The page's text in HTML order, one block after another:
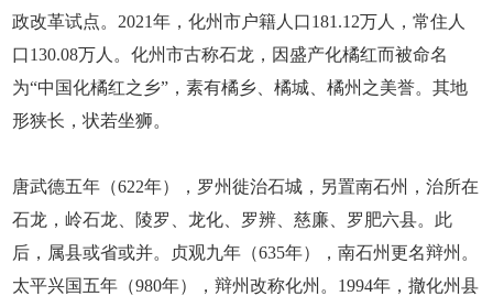
政改革试点。2021年，化州市户籍人口181.12万人，常住人
口130.08万人。化州市古称石龙，因盛产化橘红而被命名
为“中国化橘红之乡”，素有橘乡、橘城、橘州之美誉。其地
形狭长，状若坐狮。
唐武德五年（622年），罗州徙治石城，另置南石州，治所在
石龙，岭石龙、陵罗、龙化、罗辨、慈廉、罗肥六县。此
后，属县或省或并。贞观九年（635年），南石州更名辩州。
太平兴国五年（980年），辩州改称化州。1994年，撤化州县